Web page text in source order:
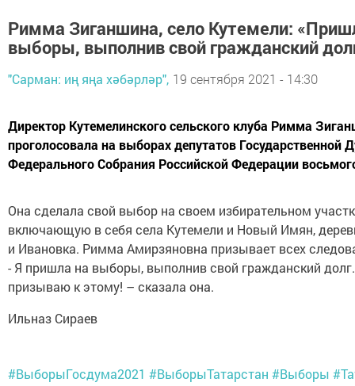
Римма Зиганшина, село Кутемели:
выборы, выполнив свой гражданский
"Сарман: иң яңа хәбәрләр", 19 сентября 2021 - 14:30
Директор Кутемелинского сельского клуба Римма
проголосовала на выборах депутатов Государственной
Федерального Собрания Российской Федерации
Она сделала свой выбор на своем избирательном
включающую в себя села Кутемели и Новый Имян,
и Ивановка. Римма Амирзяновна призывает всех
- Я пришла на выборы, выполнив свой гражданский
призываю к этому! – сказала она.
Ильназ Сираев
#ВыборыГосдума2021 #ВыборыТатарстан #Выборы